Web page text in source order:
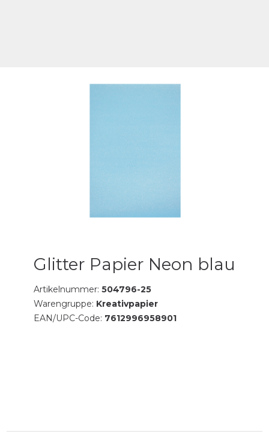
Glitter Papier Neon blau
Artikelnummer: 504796-25
Warengruppe: Kreativpapier
EAN/UPC-Code: 7612996958901